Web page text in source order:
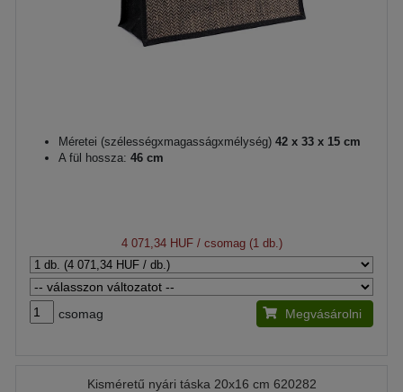
Méretei (szélességxmagasságxmélység) 42 x 33 x 15 cm
A fül hossza: 46 cm
4 071,34 HUF/ csomag (1 db.)
csomag Megvásárolni
Kisméretű nyári táska 20x16 cm 620282